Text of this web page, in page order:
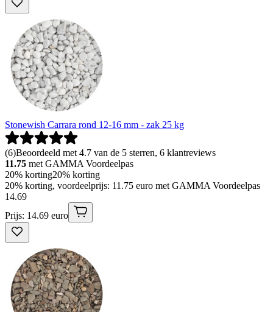
Stonewish Carrara rond 12-16 mm - zak 25 kg
(6)Beoordeeld met 4.7 van de 5 sterren, 6 klantreviews
11.75 met GAMMA Voordeelpas
20% korting20% korting
20% korting, voordeelprijs: 11.75 euro met GAMMA Voordeelpas
14.69
Prijs: 14.69 euro